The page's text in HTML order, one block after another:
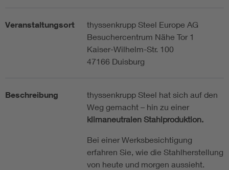
Veranstaltungsort
thyssenkrupp Steel Europe AG
Besuchercentrum Nähe Tor 1
Kaiser-Wilhelm-Str. 100
47166 Duisburg
Beschreibung
thyssenkrupp Steel hat sich auf den
Weg gemacht – hin zu einer
klimaneutralen Stahlproduktion.
Bei einer Werksbesichtigung
erfahren Sie, wie die Stahlherstellung
von heute und morgen aussieht.